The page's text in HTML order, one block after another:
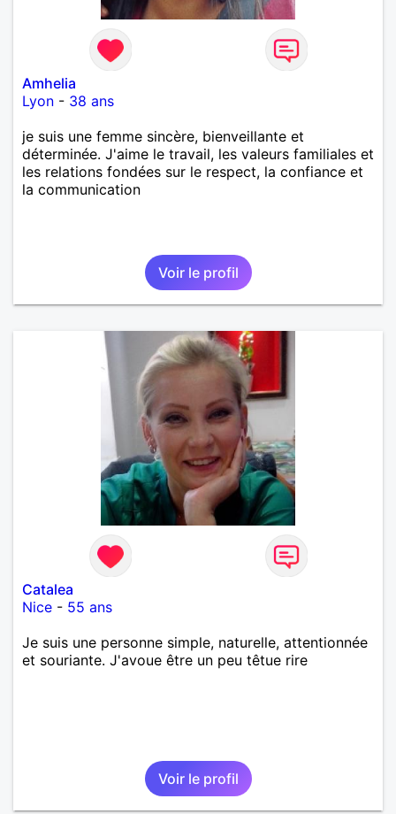
Amhelia
Lyon - 38 ans
je suis une femme sincère, bienveillante et
déterminée. J'aime le travail, les valeurs familiales et
les relations fondées sur le respect, la confiance et
la communication
Voir le profil
Catalea
Nice - 55 ans
Je suis une personne simple, naturelle, attentionnée
et souriante. J'avoue être un peu têtue rire
Voir le profil